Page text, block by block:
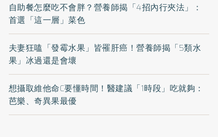
自助餐怎麼吃不會胖？營養師揭「4招內行夾法」：
首選「這一層」菜色
夫妻狂嗑「發霉水果」皆罹肝癌！營養師揭「5類水
果」冰過還是會壞
想攝取維他命C要懂時間！醫建議「1時段」吃就夠：
芭樂、奇異果最優